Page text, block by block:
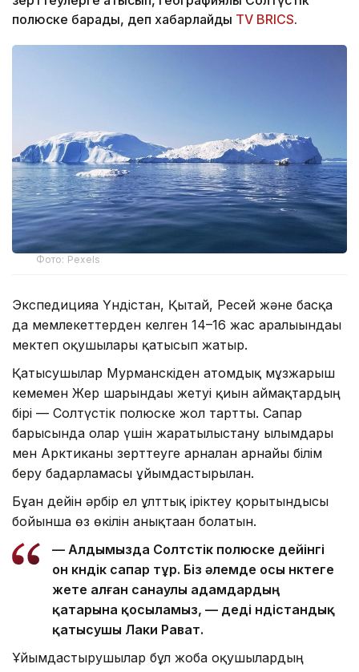
полюске барады, деп хабарлайды TV BRICS.
Фото: Pexels
Экспедицияға Үндістан, Қытай, Ресей және басқа
да мемлекеттерден келген 14–16 жас аралығындағы
мектеп оқушылары қатысып жатыр.
Қатысушылар Мурманскіден атомдық мұзжарғыш
кемемен Жер шарындағы жетуі қиын аймақтардың
бірі — Солтүстік полюске жол тартты. Сапар
барысында олар үшін жаратылыстану ғылымдары
мен Арктиканы зерттеуге арналған арнайы білім
беру бағдарламасы ұйымдастырылған.
Бұған дейін әрбір ел ұлттық іріктеу қорытындысы
бойынша өз өкілін анықтаған болатын.
— Алдымызда Солтүстік полюске дейінгі
он күндік сапар тұр. Біз әлемде осы нүктеге
жете алған санаулы адамдардың
қатарына қосыламыз, — деді үндістандық
қатысушы Лаки Рават.
Ұйымдастырушылар бұл жоба оқушылардың